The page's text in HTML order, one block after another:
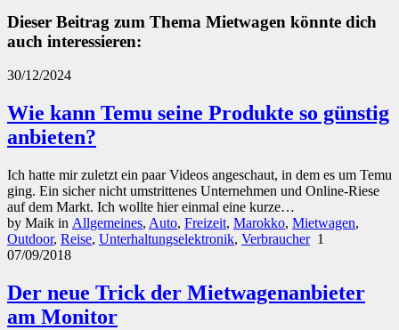
Dieser Beitrag zum Thema Mietwagen könnte dich
auch interessieren:
30/12/2024
Wie kann Temu seine Produkte so günstig
anbieten?
Ich hatte mir zuletzt ein paar Videos angeschaut, in dem es um Temu
ging. Ein sicher nicht umstrittenes Unternehmen und Online-Riese
auf dem Markt. Ich wollte hier einmal eine kurze…
by Maik in Allgemeines, Auto, Freizeit, Marokko, Mietwagen,
Outdoor, Reise, Unterhaltungselektronik, Verbraucher 1
07/09/2018
Der neue Trick der Mietwagenanbieter
am Monitor